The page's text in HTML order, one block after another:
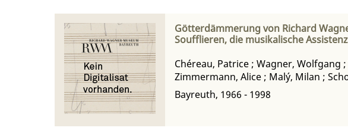
Götterdämmerung von Richard
Soufflieren, die musikalische
Chéreau, Patrice ; Wagner, Wolfgang ;
Zimmermann, Alice ; Malý, Milan ;
Bayreuth, 1966 - 1998